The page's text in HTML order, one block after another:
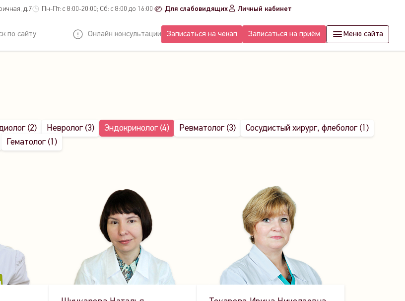
д.7 Пн-Пт: с 8:00-20:00; Сб: с 8:00 до 16:00 Для слабовидящих Личный кабинет
по сайту Онлайн консультации Записаться на чекап Записаться на приём Меню сайта
(2) Невролог (3) Эндокринолог (4) Ревматолог (3)
Сосудистый хирург, флеболог (1)
Гематолог (1)